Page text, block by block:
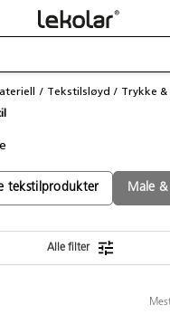
meg
Tekstilsløyd
Trykke
tekstilprodukter Male
Alle filter